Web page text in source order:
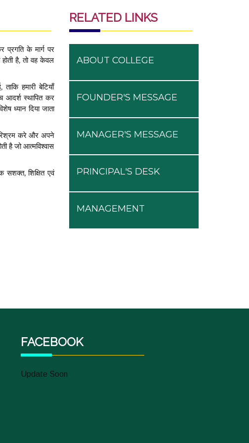
प्रगति के मार्ग पर
है, तो वह केवल
हमारी बेटियाँ
आदर्श स्थापित कर
ध्यान दिया जाता
करे और अपने
है जो आत्मविश्वास
सशक्त, शिक्षित एवं
RELATED LINKS
ABOUT COLLEGE
FOUNDER'S MESSAGE
MANAGER'S MESSAGE
PRINCIPAL'S DESK
MANAGEMENT
FACEBOOK
Update Soon